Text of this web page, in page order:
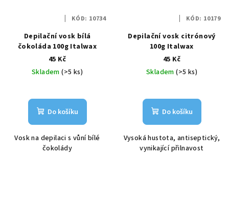
Depilační vosk bílá
čokoláda 100g Italwax
45 Kč
Skladem(>5 ks)
Do košíku
Vosk na depilaci s vůní bílé
čokolády
KÓD: 10734
Depilační vosk citrónový
100g Italwax
45 Kč
Skladem(>5 ks)
Do košíku
Vysoká hustota, antiseptický,
vynikající přilnavost
KÓD: 10179